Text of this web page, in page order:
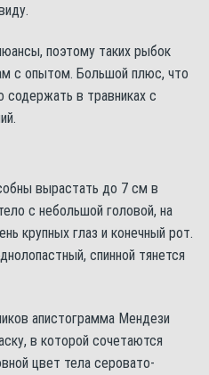
поэтому таких рыбок
с опытом. Большой плюс, что
в травниках с
вырастать до 7 см в
с небольшой головой, на
крупных глаз и конечный рот.
спинной тянется
апистограмма Мендези
в которой сочетаются
цвет тела серовато-